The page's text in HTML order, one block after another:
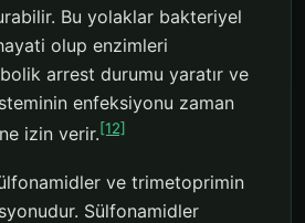
Bu yolaklar bakteriyel
olup enzimleri
arrest durumu yaratır ve
enfeksiyonu zaman
izin verir.[12]
ve trimetoprimin
Sülfonamidler